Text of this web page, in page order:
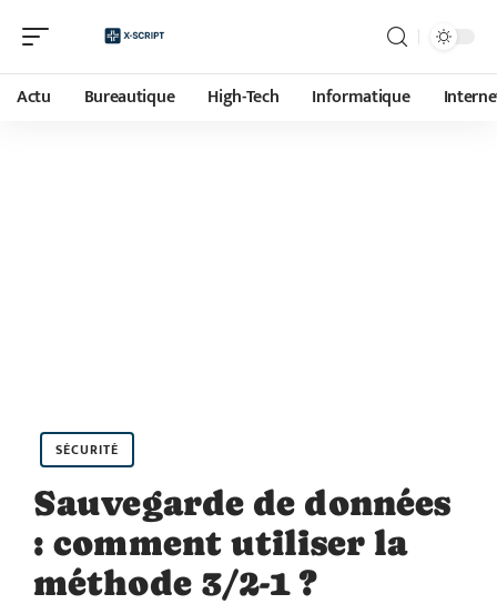
Actu Bureautique High-Tech Informatique
SÉCURITÉ
Sauvegarde de données
: comment utiliser la
méthode 3/2-1 ?